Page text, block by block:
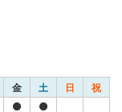
金 土 日 祝